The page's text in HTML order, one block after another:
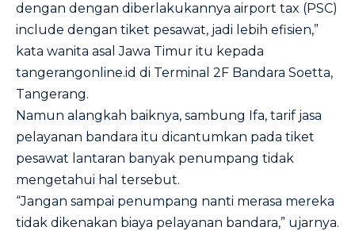
dengan dengan diberlakukannya airport tax (PSC)
include dengan tiket pesawat, jadi lebih efisien,”
kata wanita asal Jawa Timur itu kepada
tangerangonline.id di Terminal 2F Bandara Soetta,
Tangerang.
Namun alangkah baiknya, sambung Ifa, tarif jasa
pelayanan bandara itu dicantumkan pada tiket
pesawat lantaran banyak penumpang tidak
mengetahui hal tersebut.
“Jangan sampai penumpang nanti merasa mereka
tidak dikenakan biaya pelayanan bandara,” ujarnya.